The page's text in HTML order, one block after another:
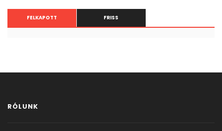
FELKAPOTT FRISS
RÓLUNK